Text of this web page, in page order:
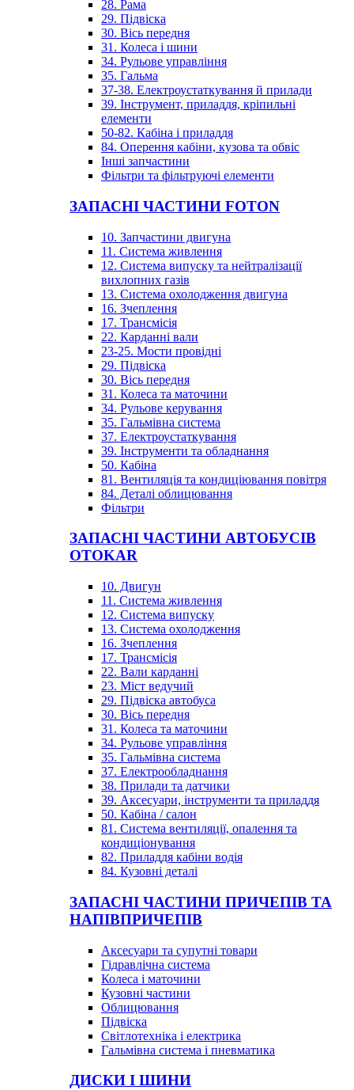
28. Рама
29. Підвіска
30. Вісь передня
31. Колеса і шини
34. Рульове управління
35. Гальма
37-38. Електроустаткування й прилади
39. Інструмент, приладдя, кріпильні
елементи
50-82. Кабіна і приладдя
84. Оперення кабіни, кузова та обвіс
Інші запчастини
Фільтри та фільтруючі елементи
ЗАПАСНІ ЧАСТИНИ FOTON
10. Запчастини двигуна
11. Система живлення
12. Система випуску та нейтралізації
вихлопних газів
13. Система охолодження двигуна
16. Зчеплення
17. Трансмісія
22. Карданні вали
23-25. Мости провідні
29. Підвіска
30. Вісь передня
31. Колеса та маточини
34. Рульове керування
35. Гальмівна система
37. Електроустаткування
39. Інструменти та обладнання
50. Кабіна
81. Вентиляція та кондиціювання повітря
84. Деталі облицювання
Фільтри
ЗАПАСНІ ЧАСТИНИ АВТОБУСІВ
OTOKAR
10. Двигун
11. Система живлення
12. Система випуску
13. Система охолодження
16. Зчеплення
17. Трансмісія
22. Вали карданні
23. Міст ведучий
29. Підвіска автобуса
30. Вісь передня
31. Колеса та маточини
34. Рульове управління
35. Гальмівна система
37. Електрообладнання
38. Прилади та датчики
39. Аксесуари, інструменти та приладдя
50. Кабіна / салон
81. Система вентиляції, опалення та
кондиціонування
82. Приладдя кабіни водія
84. Кузовні деталі
ЗАПАСНІ ЧАСТИНИ ПРИЧЕПІВ ТА
НАПІВПРИЧЕПІВ
Аксесуари та супутні товари
Гідравлічна система
Колеса і маточини
Кузовні частини
Облицювання
Підвіска
Світлотехніка і електрика
Гальмівна система і пневматика
ДИСКИ І ШИНИ